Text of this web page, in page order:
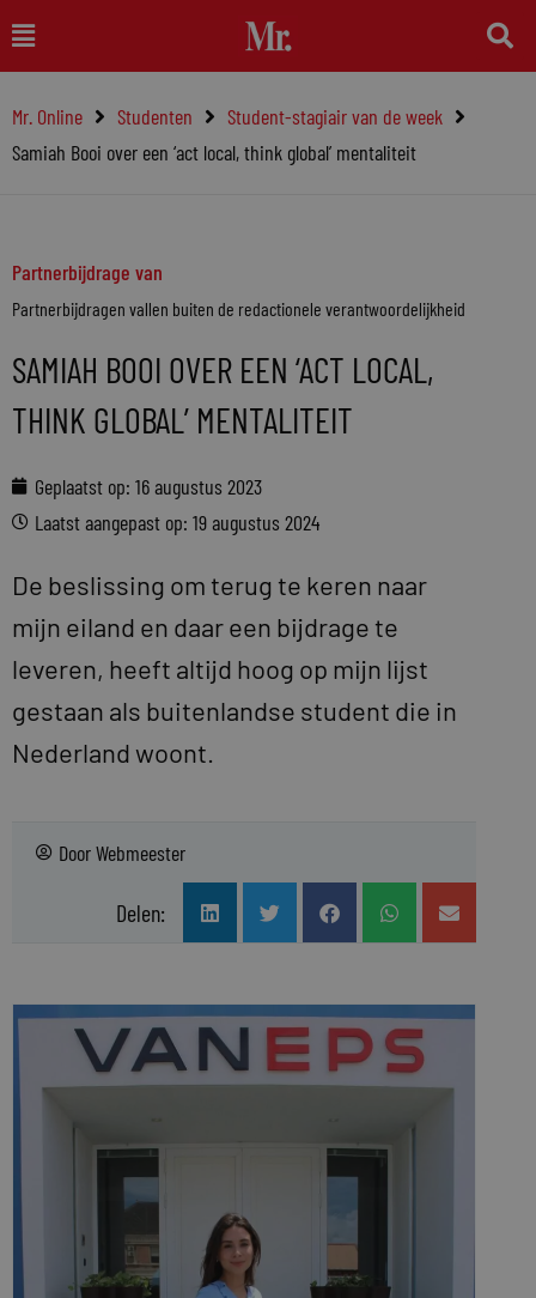
naar
inhoud
Main
Menu
Mr. Online Studenten
Student-stagiair van de week
Samiah Booi over een ‘act local, think global’ mentaliteit
Partnerbijdrage van
Partnerbijdragen vallen buiten de redactionele verantwoordelijkheid
SAMIAH BOOI OVER EEN ‘ACT LOCAL,
THINK GLOBAL’ MENTALITEIT
Geplaatst op: 16 augustus 2023
Laatst aangepast op: 19 augustus 2024
De beslissing om terug te keren naar
mijn eiland en daar een bijdrage te
leveren, heeft altijd hoog op mijn lijst
gestaan als buitenlandse student die in
Nederland woont.
DoorWebmeester
Delen: